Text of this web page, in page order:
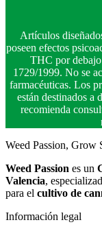
Artículos
poseen efectos
THC por
1729/1999. No se
farmacéuticas. Los
están destinados a
recomienda
Weed Passion, Grow
Weed Passion es un
Valencia,
para el cultivo de
Información legal